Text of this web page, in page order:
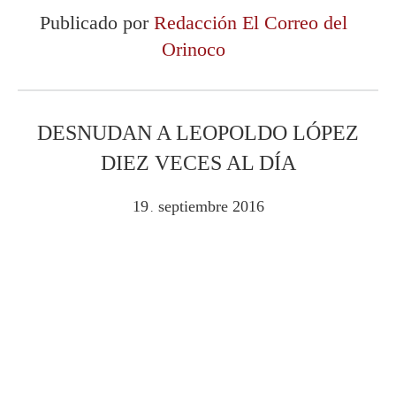
Publicado por Redacción El Correo del
Orinoco
DESNUDAN A LEOPOLDO LÓPEZ
DIEZ VECES AL DÍA
19 . septiembre 2016